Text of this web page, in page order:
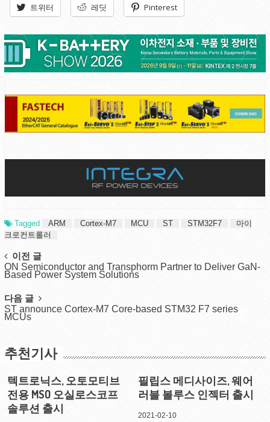
트위터 레딧 Pinterest
Tagged ARM Cortex-M7 MCU ST STM32F7
마이
크로컨트롤러
Post
navigation
이전 글
ON Semiconductor and Transphorm Partner to Deliver GaN-
Based Power System Solutions
다음 글
ST announce Cortex-M7 Core-based STM32 F7 series
MCUs
추천기사
텍트로닉스, 오토모티브
전용 MSO 오실로스코프
솔루션 출시
필립스 메디사이즈, 웨어
러블 볼루스 인젝터 출시
2021-02-10